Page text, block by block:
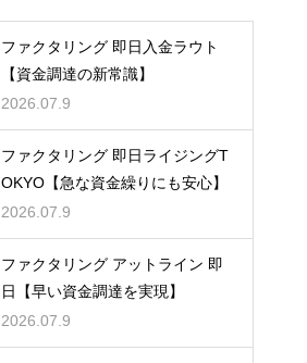
ファクタリング 即日入金ラウト
【資金調達の新常識】
2026.07.9
ファクタリング 即日ライジングT
OKYO【急な資金繰りにも安心】
2026.07.9
ファクタリング アットライン 即
日【早い資金調達を実現】
2026.07.9